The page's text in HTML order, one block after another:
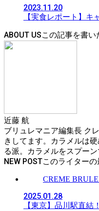
2023.11.20
【実食レポート】キ
ABOUT US
近藤 航
ブリュレマニア編集長 ク
きしてます。カラメルは
る派。カラメルをスプー
NEW POST
CREME
2025.01.28
【東京】品川駅直結